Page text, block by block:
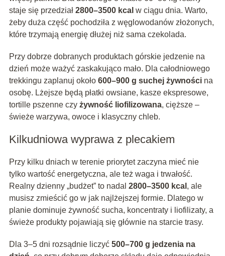
staje się przedział 2800–3500 kcal w ciągu dnia. Warto,
żeby duża część pochodziła z węglowodanów złożonych,
które trzymają energię dłużej niż sama czekolada.
Przy dobrze dobranych produktach górskie jedzenie na
dzień może ważyć zaskakująco mało. Dla całodniowego
trekkingu zaplanuj około 600–900 g suchej żywnościna
osobę. Lżejsze będą płatki owsiane, kasze ekspresowe,
tortille pszenne czy żywność liofilizowana, cięższe –
świeże warzywa, owoce i klasyczny chleb.
Kilkudniowa wyprawa z plecakiem
Przy kilku dniach w terenie priorytet zaczyna mieć nie
tylko wartość energetyczna, ale też waga i trwałość.
Realny dzienny „budżet” to nadal 2800–3500 kcal , ale
musisz zmieścić go w jak najlżejszej formie. Dlatego w
planie dominuje żywność sucha, koncentraty i liofilizaty, a
świeże produkty pojawiają się głównie na starcie trasy.
Dla 3–5 dni rozsądnie liczyć 500–700 g jedzenia na